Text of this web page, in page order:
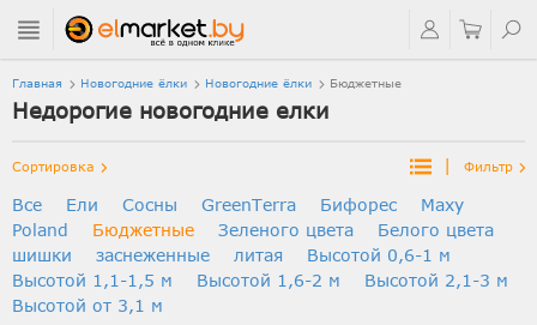
Главная Новогодние ёлки Новогодние ёлки Бюджетные
Недорогие новогодние елки
Сортировка | Фильтр
Все Ели Сосны GreenTerra Бифорес
Maxy
Poland
Бюджетные Зеленого цвета
Белого цвета
шишки
заснеженные литая
Высотой 0,6-1 м
Высотой 1,1-1,5 м
Высотой 1,6-2 м
Высотой 2,1-3 м
Высотой от 3,1 м